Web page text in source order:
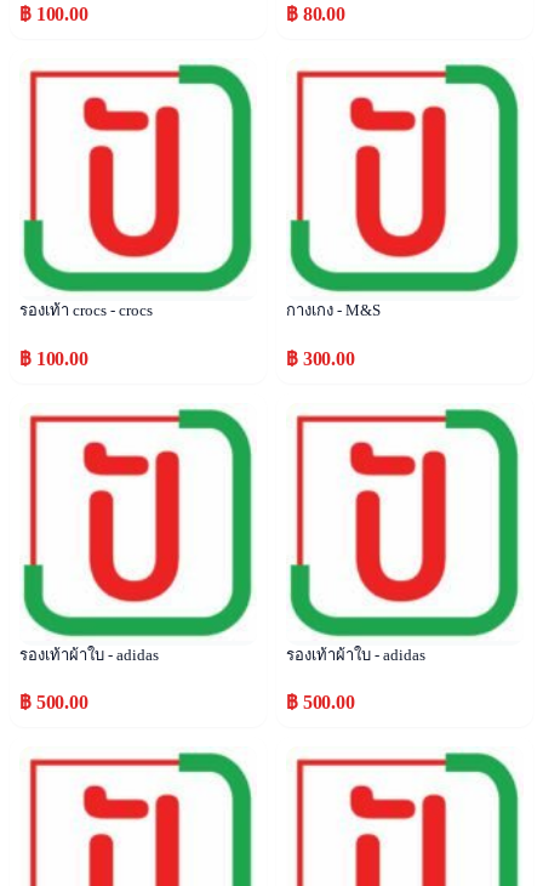
฿ 100.00 ฿ 80.00
Popular
รองเท้า crocs - crocs
฿ 100.00
Popular
กางเกง - M&S
฿ 300.00
Popular
รองเท้าผ้าใบ - adidas
฿ 500.00
Popular
รองเท้าผ้าใบ - adidas
฿ 500.00
Popular Popular